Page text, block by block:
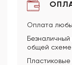
Оплата
общей